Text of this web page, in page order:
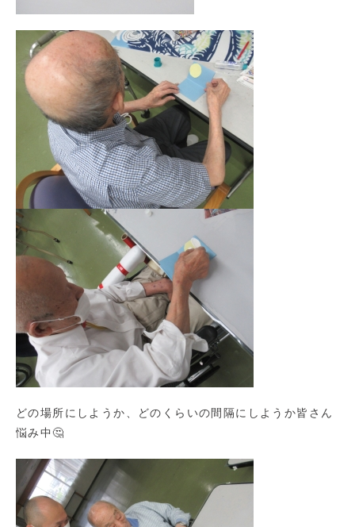
どの場所にしようか、どのくらいの間隔にしようか皆さん
悩み中🤔